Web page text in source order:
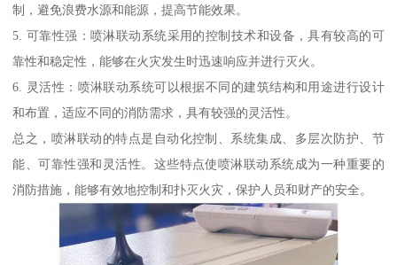
制，避免浪费水源和能源，提高节能效果。
5. 可靠性强：喷淋联动系统采用的控制技术和设备，具有较高的可
靠性和稳定性，能够在火灾发生时迅速响应并进行灭火。
6. 灵活性：喷淋联动系统可以根据不同的建筑结构和用途进行设计
和布置，适应不同的消防需求，具有较强的灵活性。
总之，喷淋联动的特点是自动化控制、系统集成、多层次防护、节
能、可靠性强和灵活性。这些特点使喷淋联动系统成为一种重要的
消防措施，能够有效地控制和扑灭火灾，保护人员和财产的安全。